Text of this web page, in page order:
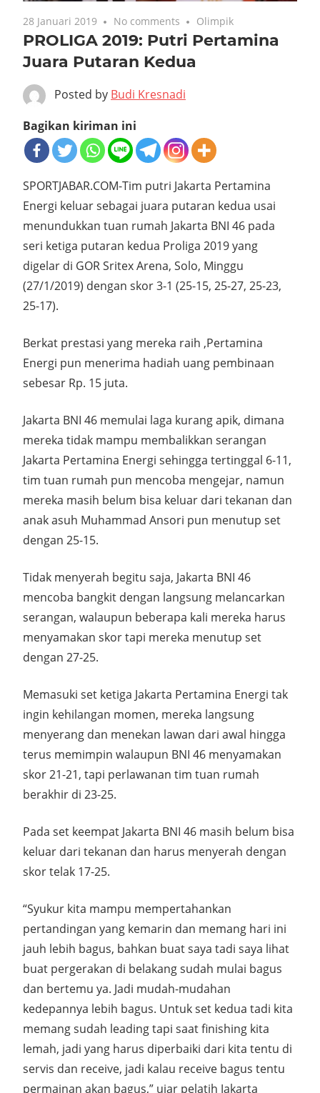
28 Januari 2019 No comments Olimpik
PROLIGA 2019: Putri Pertamina
Juara Putaran Kedua
Posted by Budi Kresnadi
Bagikan kiriman ini
SPORTJABAR.COM-Tim putri Jakarta Pertamina
Energi keluar sebagai juara putaran kedua usai
menundukkan tuan rumah Jakarta BNI 46 pada
seri ketiga putaran kedua Proliga 2019 yang
digelar di GOR Sritex Arena, Solo, Minggu
(27/1/2019) dengan skor 3-1 (25-15, 25-27, 25-23,
25-17).
Berkat prestasi yang mereka raih ,Pertamina
Energi pun menerima hadiah uang pembinaan
sebesar Rp. 15 juta.
Jakarta BNI 46 memulai laga kurang apik, dimana
mereka tidak mampu membalikkan serangan
Jakarta Pertamina Energi sehingga tertinggal 6-11,
tim tuan rumah pun mencoba mengejar, namun
mereka masih belum bisa keluar dari tekanan dan
anak asuh Muhammad Ansori pun menutup set
dengan 25-15.
Tidak menyerah begitu saja, Jakarta BNI 46
mencoba bangkit dengan langsung melancarkan
serangan, walaupun beberapa kali mereka harus
menyamakan skor tapi mereka menutup set
dengan 27-25.
Memasuki set ketiga Jakarta Pertamina Energi tak
ingin kehilangan momen, mereka langsung
menyerang dan menekan lawan dari awal hingga
terus memimpin walaupun BNI 46 menyamakan
skor 21-21, tapi perlawanan tim tuan rumah
berakhir di 23-25.
Pada set keempat Jakarta BNI 46 masih belum bisa
keluar dari tekanan dan harus menyerah dengan
skor telak 17-25.
“Syukur kita mampu mempertahankan
pertandingan yang kemarin dan memang hari ini
jauh lebih bagus, bahkan buat saya tadi saya lihat
buat pergerakan di belakang sudah mulai bagus
dan bertemu ya. Jadi mudah-mudahan
kedepannya lebih bagus. Untuk set kedua tadi kita
memang sudah leading tapi saat finishing kita
lemah, jadi yang harus diperbaiki dari kita tentu di
servis dan receive, jadi kalau receive bagus tentu
permainan akan bagus,” ujar pelatih Jakarta